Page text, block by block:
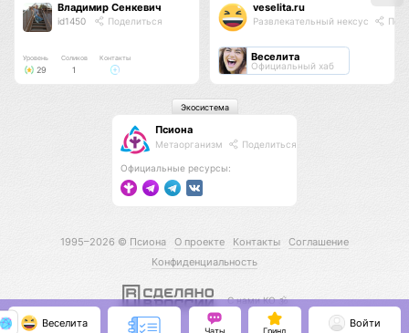
Владимир Сенкевич
id1450 Поделиться
Уровень
29
Соликов
1
Контакты
veselita.ru
Развлекательный нексус
Веселита
Официальный хаб
Псиона
Метаорганизм Поделиться
Официальные ресурсы:
Экосистема
1995–2026 © Псиона О проекте Контакты
Соглашение
Конфиденциальность
С нами КО 🕉️
Веселита
Чаты Гринд
Войти